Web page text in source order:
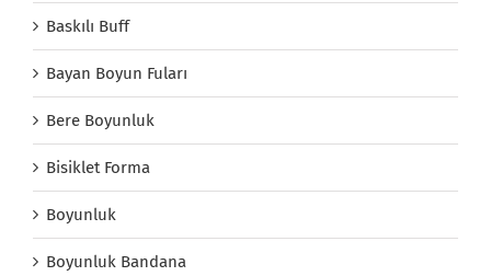
Baskılı Buff
Bayan Boyun Fuları
Bere Boyunluk
Bisiklet Forma
Boyunluk
Boyunluk Bandana